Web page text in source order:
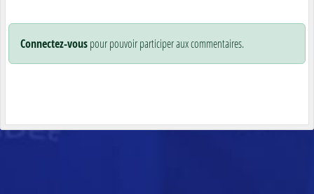
Connectez-vouspour pouvoir participer aux commentaires.